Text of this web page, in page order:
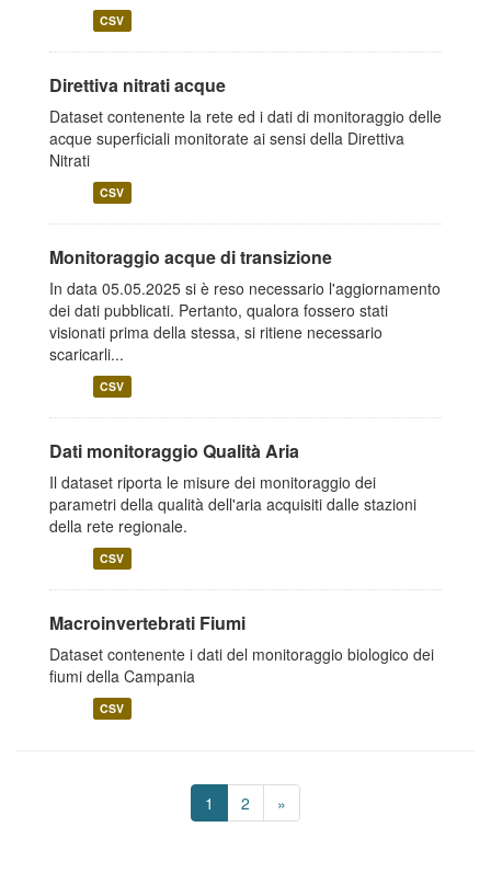
CSV
Direttiva nitrati acque
Dataset contenente la rete ed i dati di monitoraggio delle
acque superficiali monitorate ai sensi della Direttiva
Nitrati
CSV
Monitoraggio acque di transizione
In data 05.05.2025 si è reso necessario l'aggiornamento
dei dati pubblicati. Pertanto, qualora fossero stati
visionati prima della stessa, si ritiene necessario
scaricarli...
CSV
Dati monitoraggio Qualità Aria
Il dataset riporta le misure dei monitoraggio dei
parametri della qualità dell'aria acquisiti dalle stazioni
della rete regionale.
CSV
Macroinvertebrati Fiumi
Dataset contenente i dati del monitoraggio biologico dei
fiumi della Campania
CSV
1 2 »